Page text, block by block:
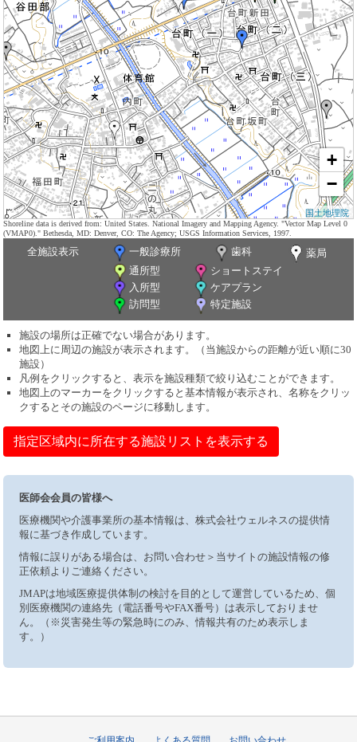
+
−
国土地理院
Shoreline data is derived from: United States. National Imagery and Mapping Agency. "Vector Map Level 0
(VMAP0)." Bethesda, MD: Denver, CO: The Agency; USGS Information Services, 1997.
全施設表示 一般診療所 歯科
薬局
通所型
ショートステイ
入所型
ケアプラン
訪問型
特定施設
施設の場所は正確でない場合があります。
地図上に周辺の施設が表示されます。（当施設からの距離が近い順に30
施設）
凡例をクリックすると、表示を施設種類で絞り込むことができます。
地図上のマーカーをクリックすると基本情報が表示され、名称をクリッ
クするとその施設のページに移動します。
指定区域内に所在する施設リストを表示する
医師会会員の皆様へ
医療機関や介護事業所の基本情報は、株式会社ウェルネスの提供情
報に基づき作成しています。
情報に誤りがある場合は、お問い合わせ＞当サイトの施設情報の修
正依頼よりご連絡ください。
JMAPは地域医療提供体制の検討を目的として運営しているため、個
別医療機関の連絡先（電話番号やFAX番号）は表示しておりませ
ん。（※災害発生等の緊急時にのみ、情報共有のため表示しま
す。）